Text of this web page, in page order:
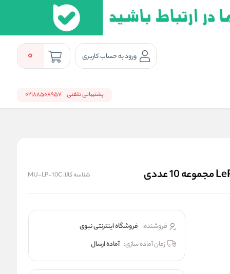
ورود به حساب کاربری 0
پشتیبانی تلفنی 02188508957
شناسه کالا:MU-LP-10C
فروشنده: فروشگاه اینترنتی نبوی
زمان آماده سازی: آماده ارسال